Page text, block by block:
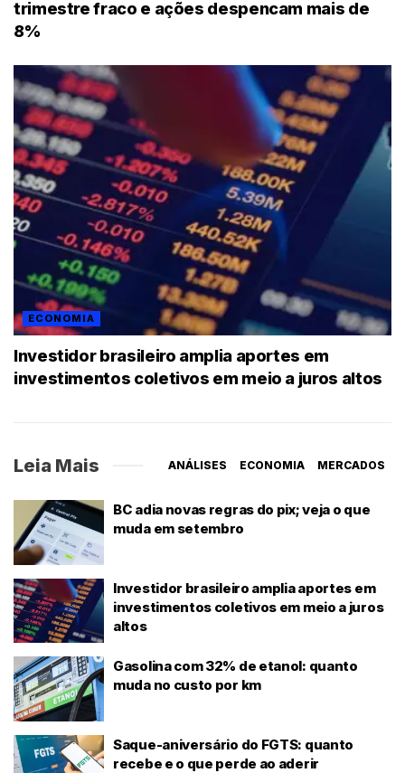
trimestre fraco e ações despencam mais de
8%
ECONOMIA
Investidor brasileiro amplia aportes em
investimentos coletivos em meio a juros altos
Leia Mais ANÁLISES ECONOMIA MERCADOS
BC adia novas regras do pix; veja o que
muda em setembro
Investidor brasileiro amplia aportes em
investimentos coletivos em meio a juros
altos
Gasolina com 32% de etanol: quanto
muda no custo por km
Saque-aniversário do FGTS: quanto
recebe e o que perde ao aderir